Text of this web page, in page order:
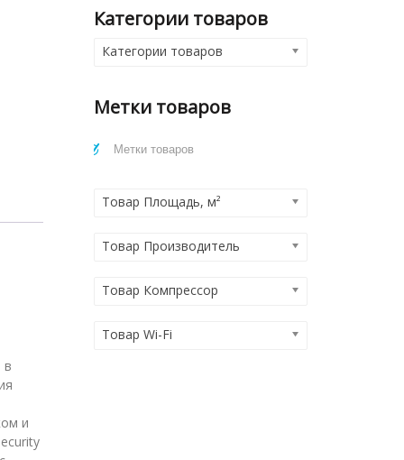
в
и
Категории товаров
Категории товаров
Метки товаров
Товар Площадь, м²
Товар Производитель
Товар Компрессор
Товар Wi-Fi